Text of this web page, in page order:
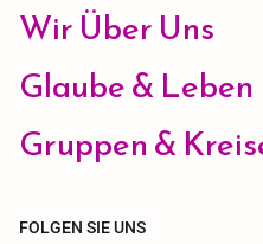
Wir Über Uns
Glaube & Leben
Gruppen &
FOLGEN SIE UNS